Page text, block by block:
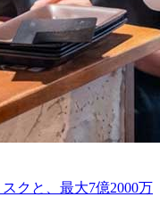
クと、最大7億2000万